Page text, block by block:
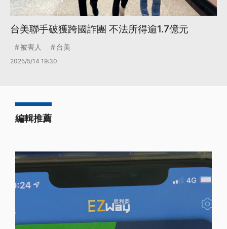
台美聯手破獲跨國詐團 不法所得逾1.7億元
被害人 台美
2025/5/14 19:30
編輯推薦